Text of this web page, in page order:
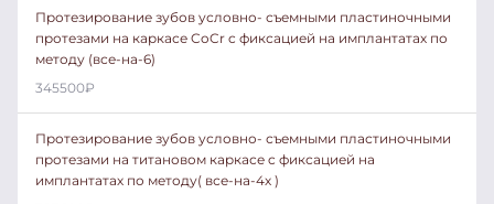
Протезирование зубов условно- съемными пластиночными
протезами на каркасе CoCr c фиксацией на имплантатах по
методу (все-на-6)
345500₽
Протезирование зубов условно- съемными пластиночными
протезами на титановом каркасе c фиксацией на
имплантатах по методу( все-на-4х )